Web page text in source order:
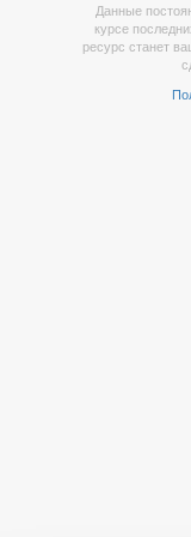
Данные
курсе
ресурс станет